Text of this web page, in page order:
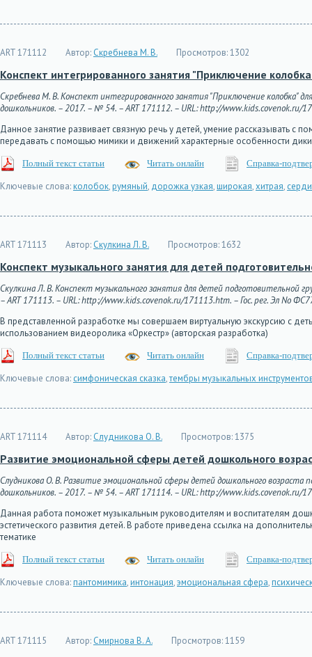
ART 171112 Автор: Скребнева М. В. Просмотров:1302
Конспект интегрированного занятия "Приключение
Скребнева М. В. Конспект интегрированного занятия "Приключение колобка"
дошкольников. – 2017. – № 54. – ART 171112. – URL: http://www.kids.covenok.ru/
Данное занятие развивает связную речь у детей, умение рассказывать
передавать с помощью мимики и движений характерные особенности
Полный текст статьи Читать онлайн Справка-
Ключевые слова:колобок,румяный, дорожка узкая,широкая,хитрая,
ART 171113 Автор: Скулкина Л. В. Просмотров:1632
Конспект музыкального занятия для детей
Скулкина Л. В. Конспект музыкального занятия для детей подготовительной
– ART 171113. – URL: http://www.kids.covenok.ru/171113.htm. – Гос. рег. Эл No
В представленной разработке мы совершаем виртуальную экскурсию с
использованием видеоролика «Оркестр» (авторская разработка)
Полный текст статьи Читать онлайн Справка-
Ключевые слова: симфоническая сказка,тембры музыкальных
ART 171114 Автор: Слудникова О. В. Просмотров:1375
Развитие эмоциональной сферы детей дошкольного
Слудникова О. В. Развитие эмоциональной сферы детей дошкольного
дошкольников. – 2017. – № 54. – ART 171114. – URL: http://www.kids.covenok.ru/
Данная работа поможет музыкальным руководителям и воспитателям
эстетического развития детей. В работе приведена ссылка на
тематике
Полный текст статьи Читать онлайн Справка-
Ключевые слова:пантомимика,интонация,эмоциональная сфера,
ART 171115 Автор: Смирнова В. А. Просмотров:1159